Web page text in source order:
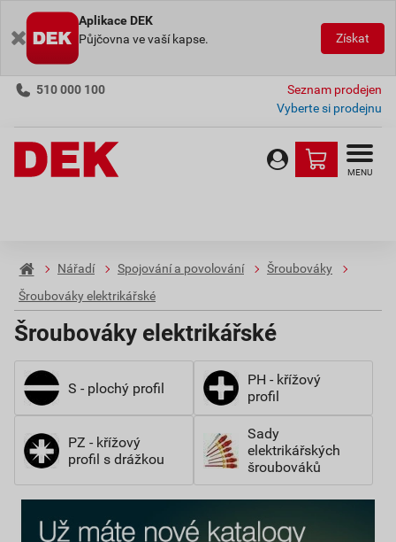
Aplikace DEK
Půjčovna ve vaší kapse.
Získat
510 000 100
Seznam prodejen
Vyberte si prodejnu
MENU
Nářadí Spojování a povolování
Šroubováky
Šroubováky elektrikářské
Šroubováky elektrikářské
S - plochý profil
PH - křížový
profil
PZ - křížový
profil s drážkou
Sady
elektrikářských
šroubováků